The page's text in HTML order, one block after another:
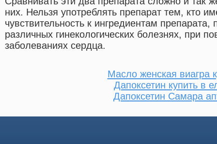
них. Нельзя употреблять препарат тем, кто
чувствительность к ингредиентам
различных гинекологических болезнях, при
заболеваниях сердца.
Масло женская виагра
Дапоксетин купить в
Дапоксетин Самара